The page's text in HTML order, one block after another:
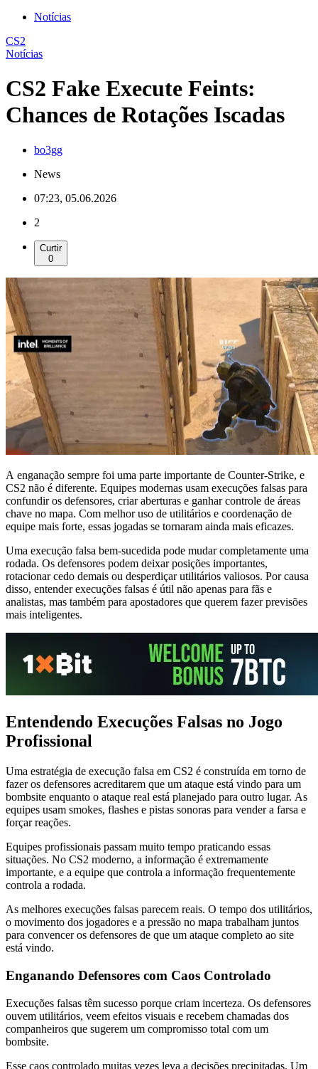
Notícias
CS2
Notícias
CS2 Fake Execute Feints:
Chances de Rotações Iscadas
bo3gg
News
07:23, 05.06.2026
2
Curtir
0
A enganação sempre foi uma parte importante de Counter-Strike, e
CS2 não é diferente. Equipes modernas usam execuções falsas para
confundir os defensores, criar aberturas e ganhar controle de áreas
chave no mapa. Com melhor uso de utilitários e coordenação de
equipe mais forte, essas jogadas se tornaram ainda mais eficazes.
Uma execução falsa bem-sucedida pode mudar completamente uma
rodada. Os defensores podem deixar posições importantes,
rotacionar cedo demais ou desperdiçar utilitários valiosos. Por causa
disso, entender execuções falsas é útil não apenas para fãs e
analistas, mas também para apostadores que querem fazer previsões
mais inteligentes.
Entendendo Execuções Falsas no Jogo
Profissional
Uma estratégia de execução falsa em CS2 é construída em torno de
fazer os defensores acreditarem que um ataque está vindo para um
bombsite enquanto o ataque real está planejado para outro lugar. As
equipes usam smokes, flashes e pistas sonoras para vender a farsa e
forçar reações.
Equipes profissionais passam muito tempo praticando essas
situações. No CS2 moderno, a informação é extremamente
importante, e a equipe que controla a informação frequentemente
controla a rodada.
As melhores execuções falsas parecem reais. O tempo dos utilitários,
o movimento dos jogadores e a pressão no mapa trabalham juntos
para convencer os defensores de que um ataque completo ao site
está vindo.
Enganando Defensores com Caos Controlado
Execuções falsas têm sucesso porque criam incerteza. Os defensores
ouvem utilitários, veem efeitos visuais e recebem chamadas dos
companheiros que sugerem um compromisso total com um
bombsite.
Esse caos controlado muitas vezes leva a decisões precipitadas. Um